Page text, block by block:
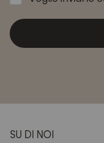
SU DI NOI